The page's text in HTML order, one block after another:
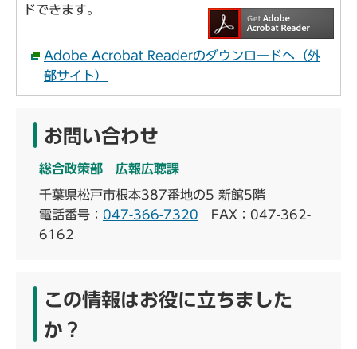
ドできます。
Adobe Acrobat Readerのダウンロードへ（外
部サイト）
お問い合わせ
総合政策部 広報広聴課
千葉県松戸市根本387番地の5 新館5階
電話番号： 047-366-7320 FAX：047-362-
6162
この情報はお役に立ちました
か？